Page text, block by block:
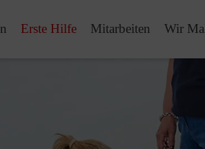
Erste Hilfe Mitarbeiten Wir